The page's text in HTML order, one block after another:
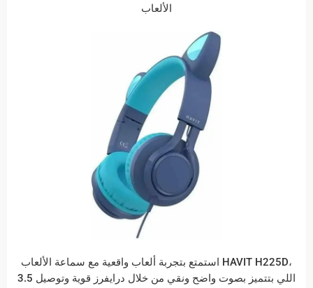
الألعاب
HAVIT H225D،
اللي بتتميز بصوت واضح ونقي من خلال درايفرز قوية وتوصيل 3.5